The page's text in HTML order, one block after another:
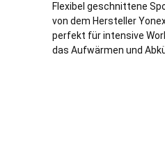
Flexibel geschnittene
von dem Hersteller
perfekt für intensive
das Aufwärmen und